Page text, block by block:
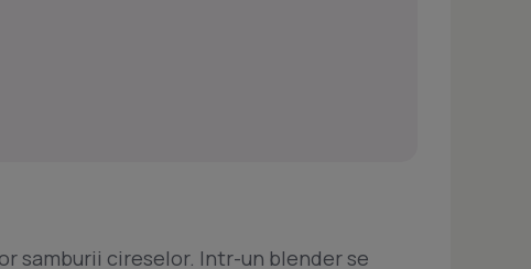
samburii cireselor. Intr-un blender se